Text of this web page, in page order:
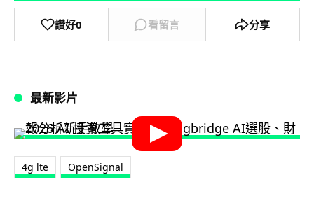
讚好0 看留言 分享
最新影片
4g lte OpenSignal